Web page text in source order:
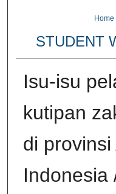
Home
STUDENT
Isu-isu
kutipan
di provinsi
Indonesia